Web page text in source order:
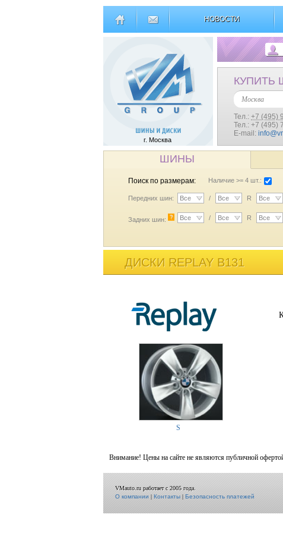
НОВОСТИ
г. Москва
КУПИТЬ
Москва
Тел.: +7 (495)
Тел.: +7 (495)
E-mail:
ШИНЫ
Поиск по размерам: Наличие >= 4 шт.:
Передних шин: Все / Все R Все
Задних шин: ? Все / Все R Все
ДИСКИ REPLAY B131
S
Внимание! Цены на сайте не являются публичной
VMauto.ru работает с 2005 года.
О компании|Контакты|Безопасность платежей